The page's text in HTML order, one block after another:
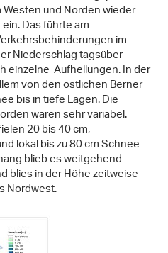
und Norden wieder
Das führte am
im
Niederschlag tagsüber
einzelne Aufhellungen. In der
von den östlichen Berner
bis in tiefe Lagen. Die
waren sehr variabel.
20 bis 40 cm,
lokal bis zu 80 cm Schnee
blieb es weitgehend
blies in der Höhe zeitweise
Nordwest.